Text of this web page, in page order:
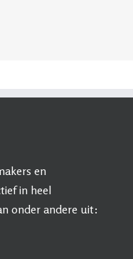
en
in heel
onder andere uit: